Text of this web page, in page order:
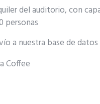
del auditorio, con
personas
a nuestra base de
Coffee